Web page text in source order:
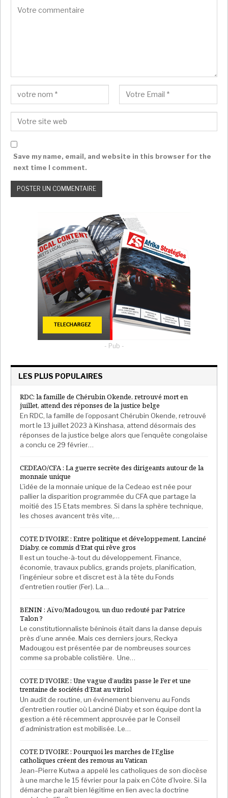
Save my name, email, and website in this browser for the
next time I comment.
- Pub -
LES PLUS POPULAIRES
RDC: la famille de Chérubin Okende, retrouvé mort en
juillet, attend des réponses de la justice belge
En RDC, la famille de l’opposant Chérubin Okende, retrouvé
mort le 13 juillet 2023 à Kinshasa, attend désormais des
réponses de la justice belge alors que l’enquête congolaise
a conclu ce 29 février…
CEDEAO/CFA : La guerre secrète des dirigeants autour de la
monnaie unique
L’idée de la monnaie unique de la Cedeao est née pour
pallier la disparition programmée du CFA que partage la
moitié des 15 Etats membres. Si dans la sphère technique,
les choses avancent très vite,…
COTE D’IVOIRE : Entre politique et développement, Lanciné
Diaby, ce commis d’Etat qui rêve gros
Il est un touche-à-tout du développement. Finance,
économie, travaux publics, grands projets, planification,
l’ingénieur sobre et discret est à la tête du Fonds
d’entretien routier (Fer). La…
BENIN : Aïvo/Madougou, un duo redouté par Patrice
Talon ?
Le constitutionnaliste béninois était dans la danse depuis
près d’une année. Mais ces derniers jours, Reckya
Madougou est présentée par de nombreuses sources
comme sa probable colistière. Une…
COTE D’IVOIRE : Une vague d’audits passe le Fer et une
trentaine de sociétés d’Etat au vitriol
Un audit de routine, un événement bienvenu au Fonds
d’entretien routier où Lanciné Diaby et son équipe dont la
gestion a été récemment approuvée par le Conseil
d’administration est mobilisée. Le…
COTE D’IVOIRE : Pourquoi les marches de l’Eglise
catholiques créent des remous au Vatican
Jean–Pierre Kutwa a appelé les catholiques de son diocèse
à une marche le 15 février pour la paix en Côte d’Ivoire. Si la
démarche paraît bien légitime en lien avec la doctrine